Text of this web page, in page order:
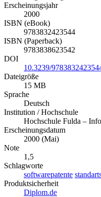
Erscheinungsform
Originalausgabe
Erscheinungsjahr
2000
ISBN (eBook)
9783832423544
ISBN (Paperback)
9783838623542
DOI
10.3239/9783832423544
Dateigröße
15 MB
Sprache
Deutsch
Institution / Hochschule
Hochschule Fulda –
Erscheinungsdatum
2000 (Mai)
Note
1,5
Schlagworte
softwarepatente